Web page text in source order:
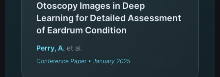
Otoscopy Images in Deep
Learning for Detailed Assessment
of Eardrum Condition
Perry, A. et al.
Conference Paper • January 2025